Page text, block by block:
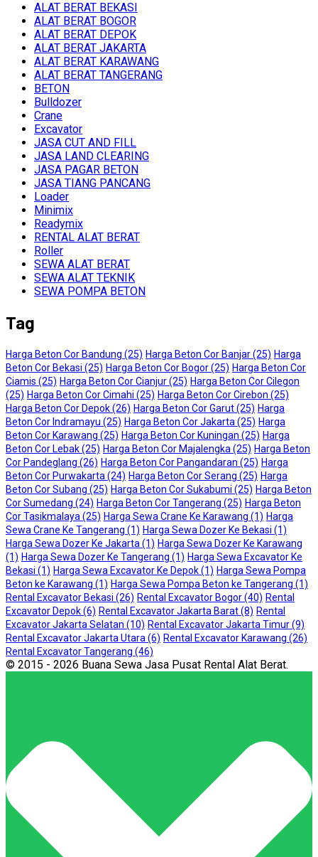
ALAT BERAT BEKASI
ALAT BERAT BOGOR
ALAT BERAT DEPOK
ALAT BERAT JAKARTA
ALAT BERAT KARAWANG
ALAT BERAT TANGERANG
BETON
Bulldozer
Crane
Excavator
JASA CUT AND FILL
JASA LAND CLEARING
JASA PAGAR BETON
JASA TIANG PANCANG
Loader
Minimix
Readymix
RENTAL ALAT BERAT
Roller
SEWA ALAT BERAT
SEWA ALAT TEKNIK
SEWA POMPA BETON
Tag
Harga Beton Cor Bandung (25) Harga Beton Cor Banjar(25) Harga
Beton Cor Bekasi (25) Harga Beton Cor Bogor(25) Harga Beton Cor
Ciamis (25) Harga Beton Cor Cianjur(25) Harga Beton Cor Cilegon
(25) Harga Beton Cor Cimahi (25) Harga Beton Cor Cirebon (25)
Harga Beton Cor Depok(26) Harga Beton Cor Garut(25) Harga
Beton Cor Indramayu (25) Harga Beton Cor Jakarta (25) Harga
Beton Cor Karawang (25) Harga Beton Cor Kuningan (25) Harga
Beton Cor Lebak(25) Harga Beton Cor Majalengka (25) Harga Beton
Cor Pandeglang (26) Harga Beton Cor Pangandaran (25) Harga
Beton Cor Purwakarta (24) Harga Beton Cor Serang (25) Harga
Beton Cor Subang (25) Harga Beton Cor Sukabumi (25) Harga Beton
Cor Sumedang (24) Harga Beton Cor Tangerang (25) Harga Beton
Cor Tasikmalaya (25) Harga Sewa Crane Ke Karawang (1) Harga
Sewa Crane Ke Tangerang (1) Harga Sewa Dozer Ke Bekasi (1)
Harga Sewa Dozer Ke Jakarta (1) Harga Sewa Dozer Ke Karawang
(1) Harga Sewa Dozer Ke Tangerang (1) Harga Sewa Excavator Ke
Bekasi (1) Harga Sewa Excavator Ke Depok(1) Harga Sewa Pompa
Beton ke Karawang (1) Harga Sewa Pompa Beton ke Tangerang (1)
Rental Excavator Bekasi (26) Rental Excavator Bogor(40) Rental
Excavator Depok(6) Rental Excavator Jakarta Barat(8) Rental
Excavator Jakarta Selatan (10) Rental Excavator Jakarta Timur(9)
Rental Excavator Jakarta Utara (6) Rental Excavator Karawang (26)
Rental Excavator Tangerang (46)
© 2015 - 2026 Buana Sewa Jasa Pusat Rental Alat Berat.